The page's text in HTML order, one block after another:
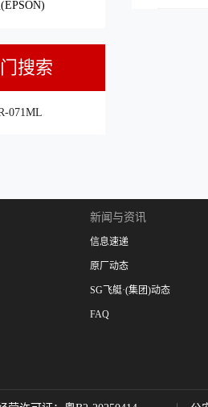
搜索
071ML
新闻与资讯
信息速递
原厂动态
SG飞艇·(集团)动态
FAQ